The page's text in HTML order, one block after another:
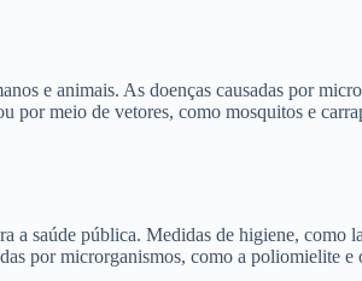
e animais. As doenças causadas por
meio de vetores, como mosquitos e
saúde pública. Medidas de higiene, como
por microrganismos, como a poliomielite